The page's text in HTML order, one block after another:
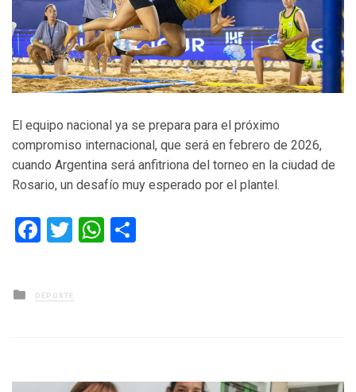
El equipo nacional ya se prepara para el próximo
compromiso internacional, que será en febrero de 2026,
cuando Argentina será anfitriona del torneo en la ciudad de
Rosario, un desafío muy esperado por el plantel.
Facebook
TwitterWhatsApp
Posted
in
DEPORTE